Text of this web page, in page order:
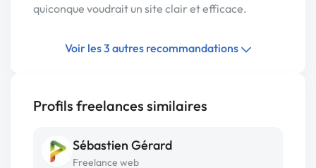
quiconque voudrait un site clair et efficace.
Voir les 3 autres recommandations
Profils freelances similaires
Sébastien Gérard
Freelance web